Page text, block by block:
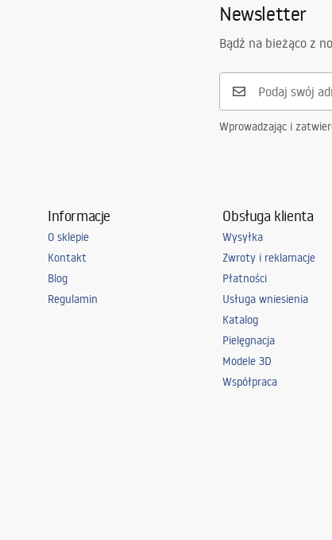
Newsletter
Bądź na bieżąco z
Wprowadzając i
Informacje
O sklepie
Kontakt
Blog
Regulamin
Obsługa klienta
Wysyłka
Zwroty i reklamacje
Płatności
Usługa wniesienia
Katalog
Pielęgnacja
Modele 3D
Współpraca